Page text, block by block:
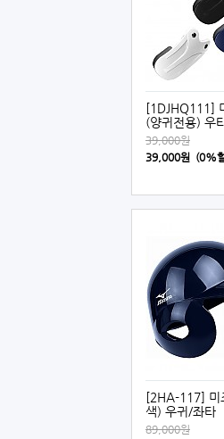
[1DJHQ111]
(양귀전용) 우
39,000원
39,000원 (0%
[2HA-117] 미
색) 우귀/좌타
89,000원